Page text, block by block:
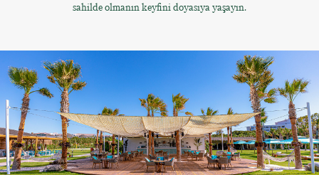
sahilde olmanın keyfini doyasıya yaşayın.